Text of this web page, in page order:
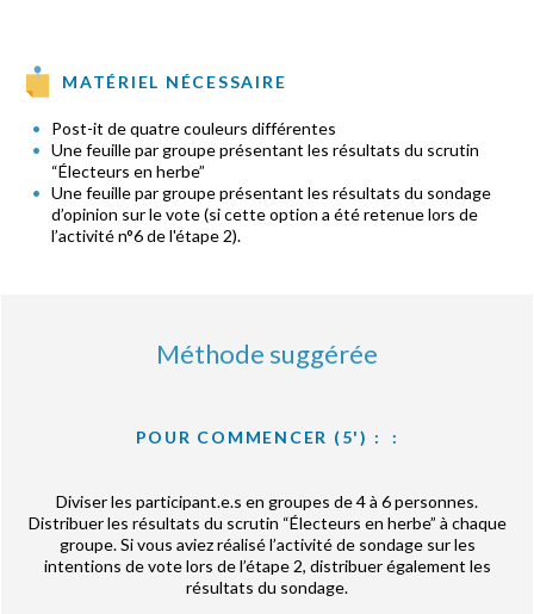
MATÉRIEL NÉCESSAIRE
Post-it de quatre couleurs différentes
Une feuille par groupe présentant les résultats du scrutin
“Électeurs en herbe”
Une feuille par groupe présentant les résultats du sondage
d’opinion sur le vote (si cette option a été retenue lors de
l’activité n°6 de l'étape 2).
Méthode suggérée
POUR COMMENCER (5') : :
Diviser les participant.e.s en groupes de 4 à 6 personnes.
Distribuer les résultats du scrutin “Électeurs en herbe” à chaque
groupe. Si vous aviez réalisé l’activité de sondage sur les
intentions de vote lors de l’étape 2, distribuer également les
résultats du sondage.